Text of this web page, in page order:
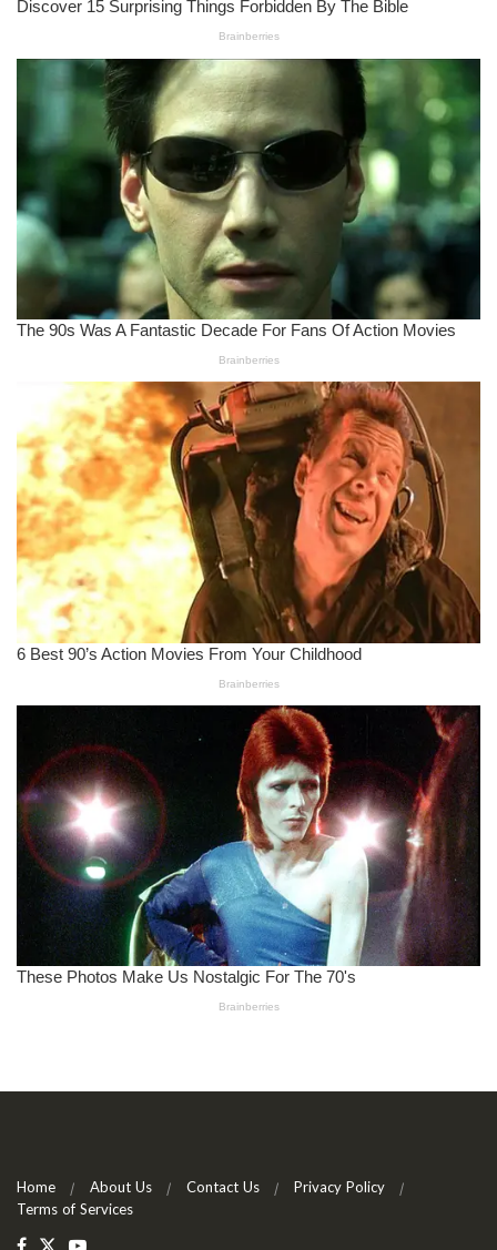
Home About Us Contact Us
Privacy Policy
Terms of Services